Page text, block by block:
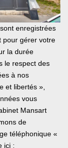
enregistrées
pour gérer votre
la durée
le respect des
à nos
et libertés »,
vous
Mansart
de
téléphonique «
ici :